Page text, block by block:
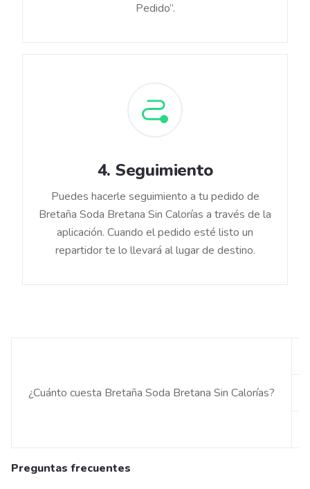
Pedido”.
4. Seguimiento
Puedes hacerle seguimiento a tu pedido de
Bretaña Soda Bretana Sin Calorías a través de la
aplicación. Cuando el pedido esté listo un
repartidor te lo llevará al lugar de destino.
¿Cuánto cuesta Bretaña Soda Bretana Sin Calorías?
Preguntas frecuentes